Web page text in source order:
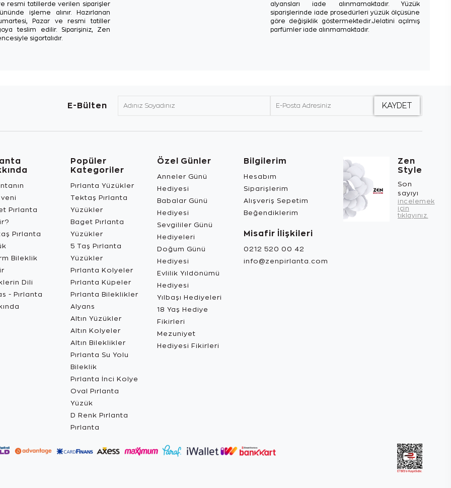
resmi tatillerde verilen siparişler
işleme alınır. Hazırlanan
Pazar ve resmi tatiller
teslim edilir. Siparişiniz, Zen
sigortalıdır.
alyansları iade alınmamaktadır. Yüzük
siparişlerinde iade prosedürleri yüzük ölçüsüne
göre değişiklik göstermektedir.Jelatini açılmış
parfümler iade alınmamaktadır.
E-Bülten
Pırlanta
Pırlanta
Bileklik
Dili
- Pırlanta
Popüler
Kategoriler
Pırlanta Yüzükler
Tektaş Pırlanta
Yüzükler
Baget Pırlanta
Yüzükler
5 Taş Pırlanta
Yüzükler
Pırlanta Kolyeler
Pırlanta Küpeler
Pırlanta Bileklikler
Alyans
Altın Yüzükler
Altın Kolyeler
Altın Bileklikler
Pırlanta Su Yolu
Bileklik
Pırlanta İnci Kolye
Oval Pırlanta
Yüzük
D Renk Pırlanta
Pırlanta
Özel Günler
Anneler Günü
Hediyesi
Babalar Günü
Hediyesi
Sevgililer Günü
Hediyeleri
Doğum Günü
Hediyesi
Evlilik Yıldönümü
Hediyesi
Yılbaşı Hediyeleri
18 Yaş Hediye
Fikirleri
Mezuniyet
Hediyesi Fikirleri
Bilgilerim
Hesabım
Siparişlerim
Alışveriş Sepetim
Beğendiklerim
Misafir İlişkileri
0212 520 00 42
info@zenpirlanta.com
Zen
Style
Son
sayıyı
incelemek
için
tıklayınız.